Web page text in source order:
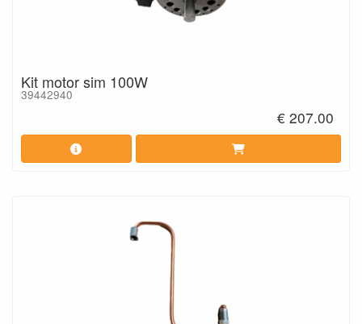
Kit motor sim 100W
39442940
€ 207.00